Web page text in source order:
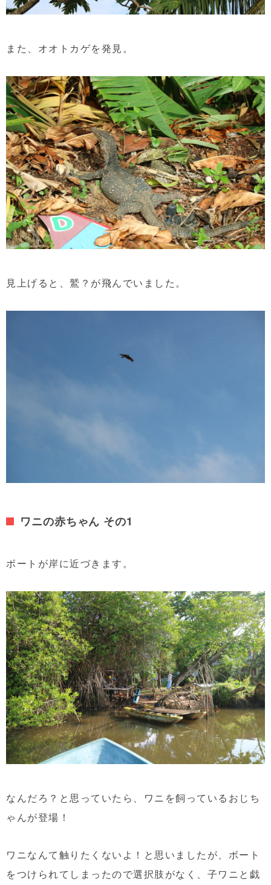
また、オオトカゲを発見。
見上げると、鷲？が飛んでいました。
ワニの赤ちゃん その1
ボートが岸に近づきます。
なんだろ？と思っていたら、ワニを飼っているおじち
ゃんが登場！
ワニなんて触りたくないよ！と思いましたが、ボート
をつけられてしまったので選択肢がなく、子ワニと戯